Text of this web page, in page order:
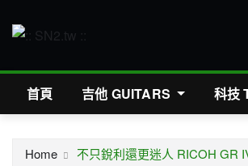
首頁 吉他 GUITARS 科技
Home 不只銳利還更迷人 RICOH GR